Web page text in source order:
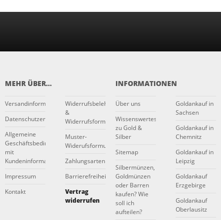
MEHR ÜBER...
Versandinformationen
Datenschutzerklärung
Allgemeine
Geschäftsbedingungen
mit
Kundeninformationen
Impressum
Kontakt
Widerrufsbelehrung
&
Widerrufsformular
Muster-
Widerufsformular
Zahlungsarten
Barrierefreiheitserklärung
Vertrag
widerrufen
INFORMATIONEN
Über uns
Wissenswertes
zu Gold &
Silber
Sitemap
Silbermünzen,
Goldmünzen
oder Barren
kaufen? Wie
soll ich
aufteilen?
Goldankauf in
Sachsen
Goldankauf in
Chemnitz
Goldankauf in
Leipzig
Goldankauf
Erzgebirge
Goldankauf
Oberlausitz